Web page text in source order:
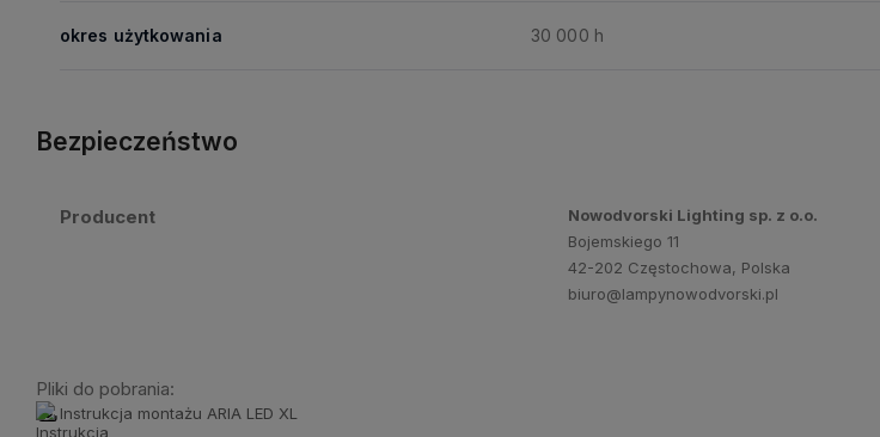
okres użytkowania 30 000 h
Bezpieczeństwo
Producent
Nowodvorski Lighting sp. z o.o.
Bojemskiego 11
42-202 Częstochowa, Polska
biuro@lampynowodvorski.pl
Pliki do pobrania:
Instrukcja montażu ARIA LED XL